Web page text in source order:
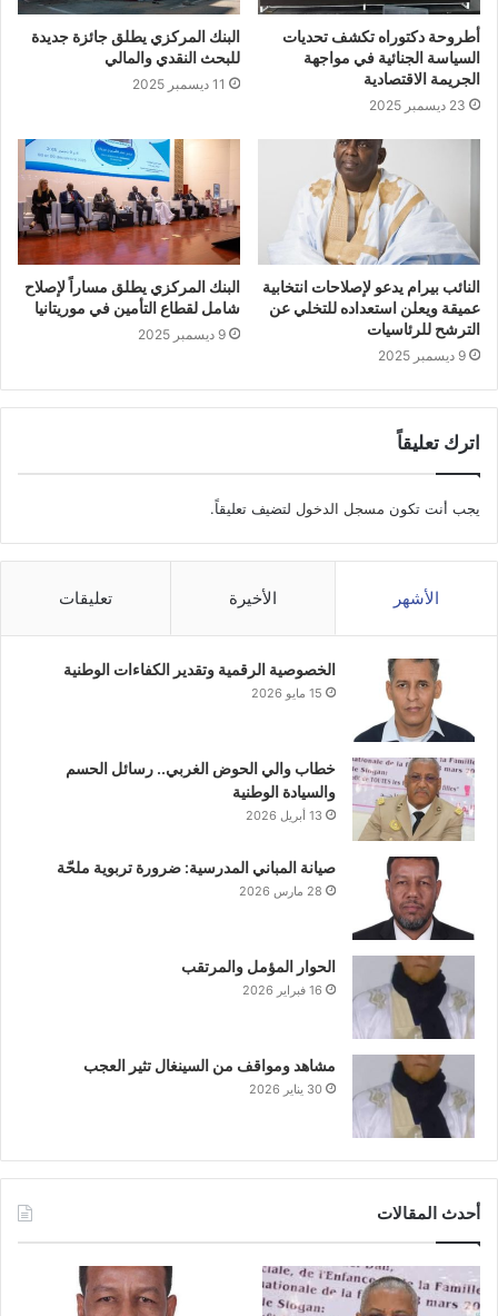
أطروحة دكتوراه تكشف تحديات
السياسة الجنائية في مواجهة
الجريمة الاقتصادية
23 ديسمبر 2025
البنك المركزي يطلق جائزة جديدة
للبحث النقدي والمالي
11 ديسمبر 2025
النائب بيرام يدعو لإصلاحات انتخابية
عميقة ويعلن استعداده للتخلي عن
الترشح للرئاسيات
9 ديسمبر 2025
البنك المركزي يطلق مساراً لإصلاح
شامل لقطاع التأمين في موريتانيا
9 ديسمبر 2025
اترك تعليقاً
يجب أنت تكون مسجل الدخول لتضيف تعليقاً.
الأشهر الأخيرة تعليقات
الخصوصية الرقمية وتقدير الكفاءات الوطنية
15 مايو 2026
خطاب والي الحوض الغربي.. رسائل الحسم
والسيادة الوطنية
13 أبريل 2026
صيانة المباني المدرسية: ضرورة تربوية ملحّة
28 مارس 2026
الحوار المؤمل والمرتقب
16 فبراير 2026
مشاهد ومواقف من السينغال تثير العجب
30 يناير 2026
أحدث المقالات